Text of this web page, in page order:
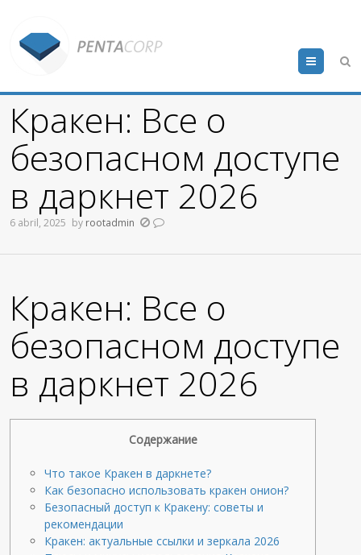
Menu
Кракен: Все о
безопасном доступе
в даркнет 2026
6 abril, 2025 by rootadmin
Кракен: Все о
безопасном доступе
в даркнет 2026
Содержание
Что такое Кракен в даркнете?
Как безопасно использовать кракен онион?
Безопасный доступ к Кракену: советы и
рекомендации
Кракен: актуальные ссылки и зеркала 2026